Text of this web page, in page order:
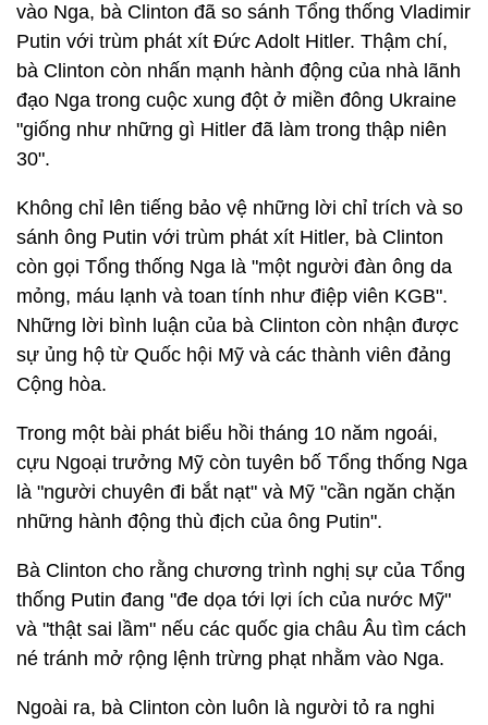
vào Nga, bà Clinton đã so sánh Tổng thống Vladimir
Putin với trùm phát xít Đức Adolt Hitler. Thậm chí,
bà Clinton còn nhấn mạnh hành động của nhà lãnh
đạo Nga trong cuộc xung đột ở miền đông Ukraine
"giống như những gì Hitler đã làm trong thập niên
30".
Không chỉ lên tiếng bảo vệ những lời chỉ trích và so
sánh ông Putin với trùm phát xít Hitler, bà Clinton
còn gọi Tổng thống Nga là "một người đàn ông da
mỏng, máu lạnh và toan tính như điệp viên KGB".
Những lời bình luận của bà Clinton còn nhận được
sự ủng hộ từ Quốc hội Mỹ và các thành viên đảng
Cộng hòa.
Trong một bài phát biểu hồi tháng 10 năm ngoái,
cựu Ngoại trưởng Mỹ còn tuyên bố Tổng thống Nga
là "người chuyên đi bắt nạt" và Mỹ "cần ngăn chặn
những hành động thù địch của ông Putin".
Bà Clinton cho rằng chương trình nghị sự của Tổng
thống Putin đang "đe dọa tới lợi ích của nước Mỹ"
và "thật sai lầm" nếu các quốc gia châu Âu tìm cách
né tránh mở rộng lệnh trừng phạt nhằm vào Nga.
Ngoài ra, bà Clinton còn luôn là người tỏ ra nghi